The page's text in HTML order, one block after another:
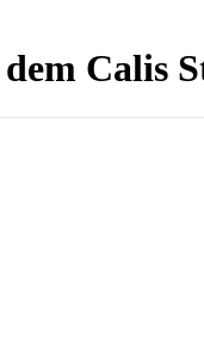
Calis